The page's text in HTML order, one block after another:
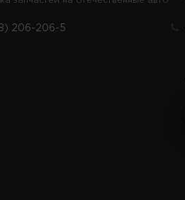
206-206-5